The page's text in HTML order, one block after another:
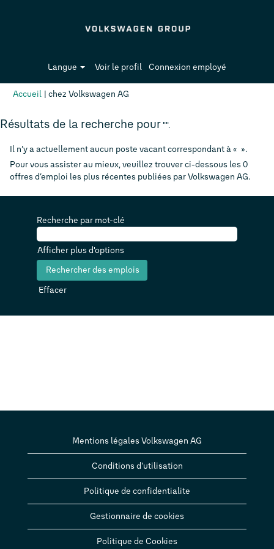
Langue Voir le profil Connexion employé
Accueil | chez Volkswagen AG
Résultats de la recherche pour "".
Il n’y a actuellement aucun poste vacant correspondant à « ».
Pour vous assister au mieux, veuillez trouver ci-dessous les 0
offres d’emploi les plus récentes publiées par Volkswagen AG.
Recherche par mot-clé
Afficher plus d'options
Effacer
Mentions légales Volkswagen AG
Conditions d'utilisation
Politique de confidentialite
Gestionnaire de cookies
Politique de Cookies